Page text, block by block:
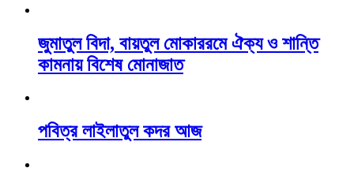
জুমাতুল বিদা, বায়তুল মোকাররমে ঐক্য ও শান্তি
কামনায় বিশেষ মোনাজাত
পবিত্র লাইলাতুল কদর আজ